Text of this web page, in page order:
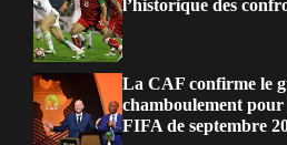
l’historique des
La CAF confirme le
chamboulement pour
FIFA de septembre